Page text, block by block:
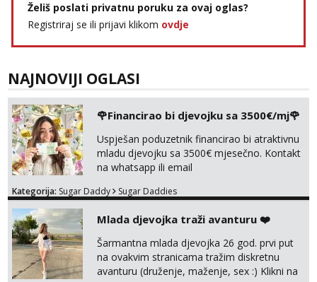
Želiš poslati privatnu poruku za ovaj oglas?
Registriraj se ili prijavi klikom ovdje
NAJNOVIJI OGLASI
🌹Financirao bi djevojku sa 3500€/mj🌹
Uspješan poduzetnik financirao bi atraktivnu
mladu djevojku sa 3500€ mjesečno. Kontakt
na whatsapp ili email
Kategorija: Sugar Daddy Sugar Daddies
Mlada djevojka traži avanturu ❤️
Šarmantna mlada djevojka 26 god. prvi put
na ovakvim stranicama tražim diskretnu
avanturu (druženje, maženje, sex :) Klikni na